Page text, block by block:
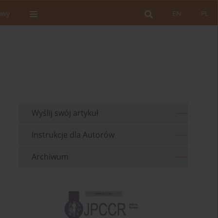
PL
EN
Wyślij swój artykuł
Instrukcje dla Autorów
Archiwum